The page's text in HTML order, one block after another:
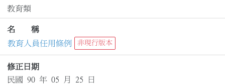
教育類
名 稱
教育人員任用條例
非現行版本
修正日期
民國 90 年 05 月 25 日